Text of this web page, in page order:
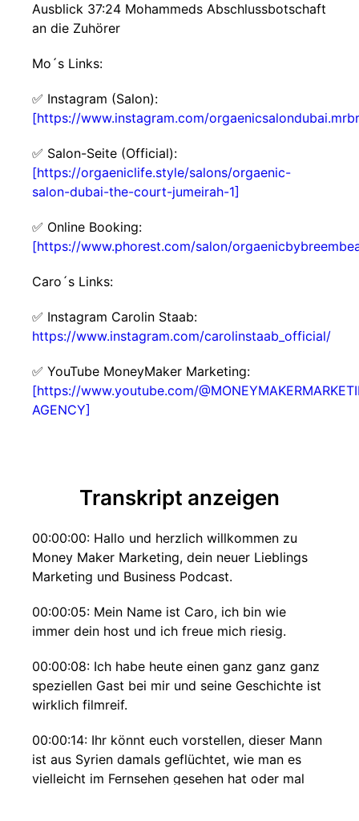
Ausblick 37:24 Mohammeds Abschlussbotschaft
an die Zuhörer
Mo´s Links:
✅ Instagram (Salon):
[https://www.instagram.com/
✅ Salon-Seite (Official):
[https://orgaeniclife.style/salons/orgaenic-
salon-dubai-the-court-jumeirah-1]
✅ Online Booking:
[https://www.phorest.com/salon/
Caro´s Links:
✅ Instagram Carolin Staab:
https://www.instagram.com/carolinstaab_official/
✅ YouTube MoneyMaker Marketing:
[https://www.youtube.com/
AGENCY]
Transkript anzeigen
00:00:00: Hallo und herzlich willkommen zu
Money Maker Marketing, dein neuer Lieblings
Marketing und Business Podcast.
00:00:05: Mein Name ist Caro, ich bin wie
immer dein host und ich freue mich riesig.
00:00:08: Ich habe heute einen ganz ganz ganz
speziellen Gast bei mir und seine Geschichte ist
wirklich filmreif.
00:00:14: Ihr könnt euch vorstellen, dieser Mann
ist aus Syrien damals geflüchtet, wie man es
vielleicht im Fernsehen gesehen hat oder mal